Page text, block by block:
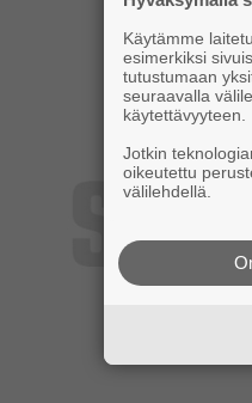
Käytämme
esimerkiksi
tutustumaan
seuraavalla
käytettävyyteen.
Jotkin
oikeutettu
välilehdellä.